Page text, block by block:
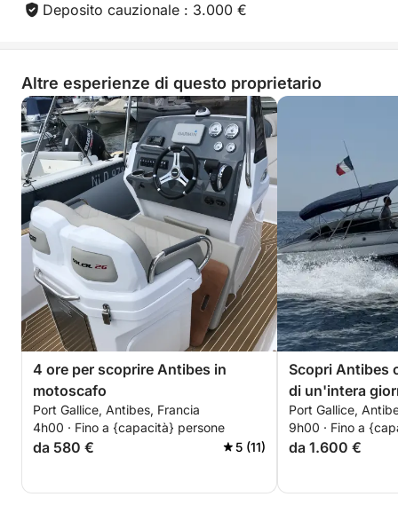
Deposito cauzionale : 3.000 €
Altre esperienze di questo proprietario
4 ore per scoprire Antibes in
motoscafo
Port Gallice, Antibes, Francia
4h00 · Fino a {capacità} persone
da 580 € 5 (11)
Scopri Antibes
di un'intera
motoscafo.
Port Gallice,
9h00 · Fino a
da 1.600 €